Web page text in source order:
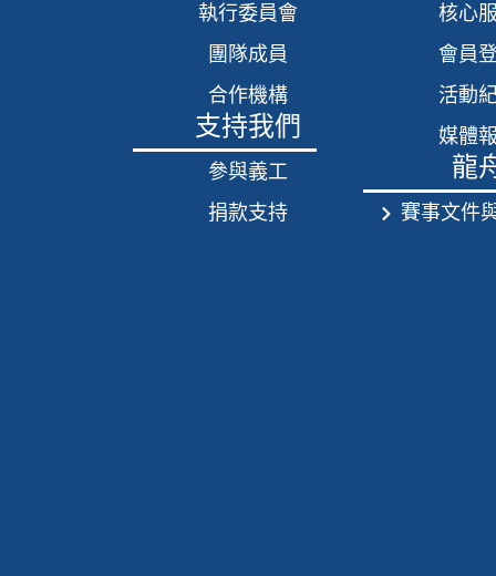
執行委員會
團隊成員
合作機構
支持我們
參與義工
捐款支持
核心
會員
活動
媒體
龍
賽事文件